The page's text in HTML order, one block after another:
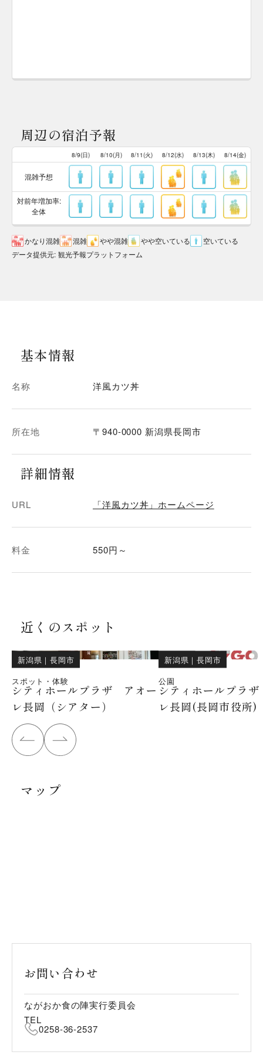
周辺の宿泊予報
8/9(日) 8/10(月) 8/11(火) 8/12(水) 8/13(木) 8/14(金)
混雑予想
対前年増加率:
全体
かなり混雑 混雑 やや混雑 やや空いている
空いている
データ提供元: 観光予報プラットフォーム
基本情報
名称 洋風カツ丼
所在地 〒940-0000 新潟県長岡市
詳細情報
URL 「洋風カツ丼」ホームページ
料金 550円～
近くのスポット
新潟県 ｜長岡市
スポット・体験
シティホールプラザ アオー
レ長岡（シアター）
新潟県 ｜長岡市
公園
シティホールプラ
レ長岡(長岡市役所)
マップ
お問い合わせ
ながおか食の陣実行委員会
TEL
0258-36-2537